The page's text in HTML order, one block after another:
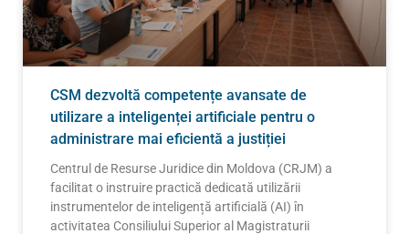
CSM dezvoltă competențe avansate de
utilizare a inteligenței artificiale pentru o
administrare mai eficientă a justiției
Centrul de Resurse Juridice din Moldova (CRJM) a
facilitat o instruire practică dedicată utilizării
instrumentelor de inteligență artificială (AI) în
activitatea Consiliului Superior al Magistraturii